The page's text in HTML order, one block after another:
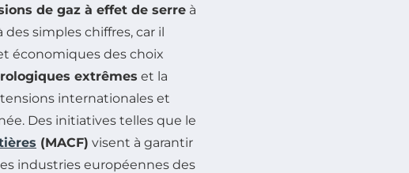
de gaz à effet de serre à
simples chiffres, car il
économiques des choix
extrêmes et la
internationales et
Des initiatives telles que le
(MACF) visent à garantir
industries européennes des